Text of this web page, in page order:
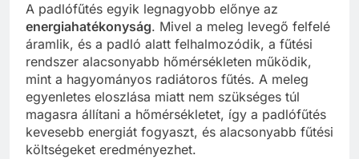
A padlófűtés egyik legnagyobb előnye az
energiahatékonyság. Mivel a meleg levegő felfelé
áramlik, és a padló alatt felhalmozódik, a fűtési
rendszer alacsonyabb hőmérsékleten működik,
mint a hagyományos radiátoros fűtés. A meleg
egyenletes eloszlása miatt nem szükséges túl
magasra állítani a hőmérsékletet, így a padlófűtés
kevesebb energiát fogyaszt, és alacsonyabb fűtési
költségeket eredményezhet.